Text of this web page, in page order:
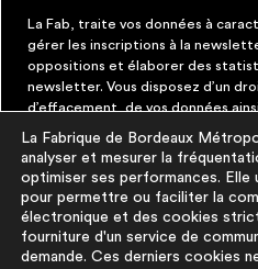
La Fab, traite vos données à
gérer les inscriptions à la
oppositions et élaborer des
newsletter. Vous disposez d’un
d’effacement, de vos données
d’opposition aux traitements les
moment faire cesser ces
désinscription figurant dans
exercer ces droits par courrier
bm.fr. Pour en savoir plus sur le
cliquezici
La Fabrique de Bordeaux
analyser et mesurer la
optimiser ses performances. Elle
pour permettre ou faciliter la
électronique et des cookies
fourniture d'un service de
demande. Ces derniers cookies